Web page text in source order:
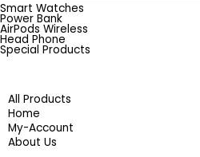
Smart Watches
Power Bank
AirPods Wireless
Head Phone
Special Products
All Products
Home
My-Account
About Us